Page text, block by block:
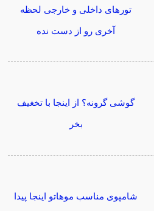
تورهای داخلی و خارجی لحظه
آخری رو از دست نده
گوشی گرونه؟ از اینجا با تخغیف
بخر
شامپوی مناسب موهاتو اینجا پیدا